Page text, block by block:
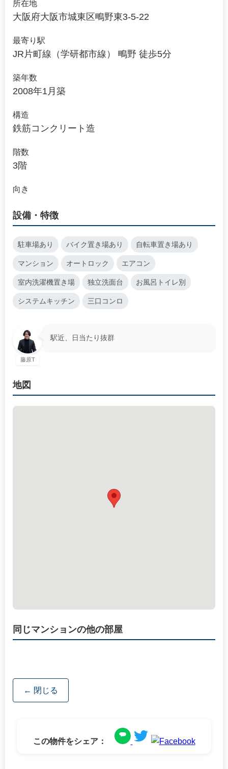
所在地
大阪府大阪市城東区鴫野東3-5-22
最寄り駅
JR片町線（学研都市線） 鴫野 徒歩5分
築年数
2008年1月築
構造
鉄筋コンクリート造
階数
3階
向き
設備・特徴
駐車場あり バイク置き場あり 自転車置き場あり
マンション オートロック エアコン
室内洗濯機置き場 独立洗面台 お風呂トイレ別
システムキッチン 三口コンロ
藤原T
駅近、日当たり抜群
地図
同じマンションの他の部屋
← 閉じる
この物件をシェア：